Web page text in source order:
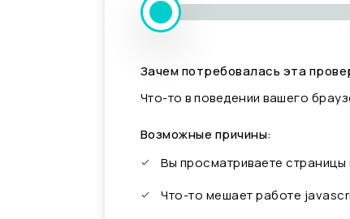
Зачем потребовалась эта
Что-то в поведении вашего
Возможные причины:
Вы просматриваете
Что-то мешает работе